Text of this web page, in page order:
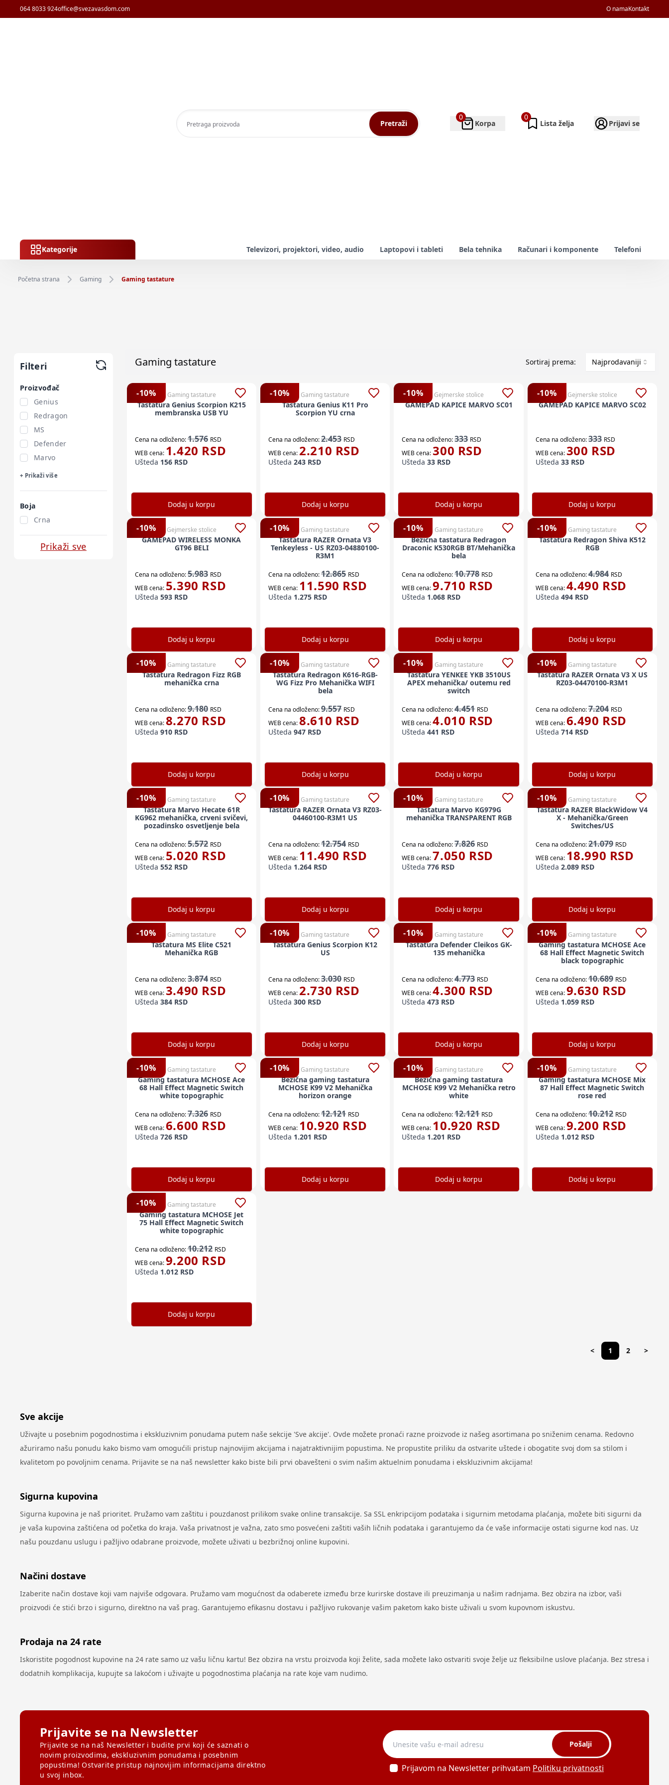
064 8033 924office@svezavasdom.com O namaKontakt
Pretraži
0
Korpa
0
Lista želja Prijavi se
Kategorije Televizori, projektori, video, audio Laptopovi i tableti Bela tehnika Računari i komponente Telefoni
Početna strana Gaming Gaming tastature
Filteri
Proizvođač
Genius
Redragon
MS
Defender
Marvo
+ Prikaži više
Boja
Crna
Prikaži sve
Gaming tastature Sortiraj prema: Najprodavaniji
-10% Gaming tastature
Tastatura Genius Scorpion K215
membranska USB YU
Cena na odloženo:1.576 RSD
WEB cena: 1.420 RSD
Ušteda 156RSD
Dodaj u korpu
-10% Gaming tastature
Tastatura Genius K11 Pro
Scorpion YU crna
Cena na odloženo:2.453 RSD
WEB cena: 2.210 RSD
Ušteda 243 RSD
Dodaj u korpu
-10% Gejmerske stolice
GAMEPAD KAPICE MARVO SC01
Cena na odloženo:333 RSD
WEB cena:300 RSD
Ušteda 33 RSD
Dodaj u korpu
-10% Gejmerske stolice
GAMEPAD KAPICE MARVO SC02
Cena na odloženo:333 RSD
WEB cena:300 RSD
Ušteda 33RSD
Dodaj u korpu
-10% Gejmerske stolice
GAMEPAD WIRELESS MONKA
GT96 BELI
Cena na odloženo:5.983 RSD
WEB cena: 5.390 RSD
Ušteda 593RSD
Dodaj u korpu
-10% Gaming tastature
Tastatura RAZER Ornata V3
Tenkeyless - US RZ03-04880100-
R3M1
Cena na odloženo:12.865 RSD
WEB cena: 11.590 RSD
Ušteda 1.275 RSD
Dodaj u korpu
-10% Gaming tastature
Bežična tastatura Redragon
Draconic K530RGB BT/Mehanička
bela
Cena na odloženo:10.778 RSD
WEB cena:9.710 RSD
Ušteda 1.068 RSD
Dodaj u korpu
-10% Gaming tastature
Tastatura Redragon Shiva K512
RGB
Cena na odloženo:4.984 RSD
WEB cena:4.490 RSD
Ušteda 494RSD
Dodaj u korpu
-10% Gaming tastature
Tastatura Redragon Fizz RGB
mehanička crna
Cena na odloženo:9.180 RSD
WEB cena:8.270 RSD
Ušteda 910RSD
Dodaj u korpu
-10% Gaming tastature
Tastatura Redragon K616-RGB-
WG Fizz Pro Mehanička WIFI
bela
Cena na odloženo:9.557 RSD
WEB cena:8.610 RSD
Ušteda 947 RSD
Dodaj u korpu
-10% Gaming tastature
Tastatura YENKEE YKB 3510US
APEX mehanička/ outemu red
switch
Cena na odloženo:4.451 RSD
WEB cena:4.010 RSD
Ušteda 441 RSD
Dodaj u korpu
-10% Gaming tastature
Tastatura RAZER Ornata V3 X US
RZ03-04470100-R3M1
Cena na odloženo:7.204 RSD
WEB cena:6.490 RSD
Ušteda 714RSD
Dodaj u korpu
-10% Gaming tastature
Tastatura Marvo Hecate 61R
KG962 mehanička, crveni svičevi,
pozadinsko osvetljenje bela
Cena na odloženo:5.572 RSD
WEB cena: 5.020 RSD
Ušteda 552RSD
Dodaj u korpu
-10% Gaming tastature
Tastatura RAZER Ornata V3 RZ03-
04460100-R3M1 US
Cena na odloženo:12.754 RSD
WEB cena: 11.490 RSD
Ušteda 1.264 RSD
Dodaj u korpu
-10% Gaming tastature
Tastatura Marvo KG979G
mehanička TRANSPARENT RGB
Cena na odloženo:7.826 RSD
WEB cena:7.050 RSD
Ušteda 776 RSD
Dodaj u korpu
-10% Gaming tastature
Tastatura RAZER BlackWidow V4
X - Mehanička/Green
Switches/US
Cena na odloženo:21.079 RSD
WEB cena: 18.990 RSD
Ušteda 2.089RSD
Dodaj u korpu
-10% Gaming tastature
Tastatura MS Elite C521
Mehanička RGB
Cena na odloženo:3.874 RSD
WEB cena:3.490 RSD
Ušteda 384RSD
Dodaj u korpu
-10% Gaming tastature
Tastatura Genius Scorpion K12
US
Cena na odloženo:3.030 RSD
WEB cena: 2.730 RSD
Ušteda 300 RSD
Dodaj u korpu
-10% Gaming tastature
Tastatura Defender Cleikos GK-
135 mehanička
Cena na odloženo:4.773 RSD
WEB cena:4.300 RSD
Ušteda 473 RSD
Dodaj u korpu
-10% Gaming tastature
Gaming tastatura MCHOSE Ace
68 Hall Effect Magnetic Switch
black topographic
Cena na odloženo:10.689 RSD
WEB cena:9.630 RSD
Ušteda 1.059RSD
Dodaj u korpu
-10% Gaming tastature
Gaming tastatura MCHOSE Ace
68 Hall Effect Magnetic Switch
white topographic
Cena na odloženo:7.326 RSD
WEB cena:6.600 RSD
Ušteda 726RSD
Dodaj u korpu
-10% Gaming tastature
Bežična gaming tastatura
MCHOSE K99 V2 Mehanička
horizon orange
Cena na odloženo:12.121 RSD
WEB cena: 10.920 RSD
Ušteda 1.201 RSD
Dodaj u korpu
-10% Gaming tastature
Bežična gaming tastatura
MCHOSE K99 V2 Mehanička retro
white
Cena na odloženo:12.121 RSD
WEB cena: 10.920 RSD
Ušteda 1.201 RSD
Dodaj u korpu
-10% Gaming tastature
Gaming tastatura MCHOSE Mix
87 Hall Effect Magnetic Switch
rose red
Cena na odloženo:10.212 RSD
WEB cena:9.200 RSD
Ušteda 1.012RSD
Dodaj u korpu
-10% Gaming tastature
Gaming tastatura MCHOSE Jet
75 Hall Effect Magnetic Switch
white topographic
Cena na odloženo:10.212 RSD
WEB cena:9.200 RSD
Ušteda 1.012RSD
Dodaj u korpu
< 1 2 >
Sve akcije
Uživajte u posebnim pogodnostima i ekskluzivnim ponudama putem naše sekcije 'Sve akcije'. Ovde možete pronaći razne proizvode iz našeg asortimana po sniženim cenama. Redovno
ažuriramo našu ponudu kako bismo vam omogućili pristup najnovijim akcijama i najatraktivnijim popustima. Ne propustite priliku da ostvarite uštede i obogatite svoj dom sa stilom i
kvalitetom po povoljnim cenama. Prijavite se na naš newsletter kako biste bili prvi obavešteni o svim našim aktuelnim ponudama i ekskluzivnim akcijama!
Sigurna kupovina
Sigurna kupovina je naš prioritet. Pružamo vam zaštitu i pouzdanost prilikom svake online transakcije. Sa SSL enkripcijom podataka i sigurnim metodama plaćanja, možete biti sigurni da
je vaša kupovina zaštićena od početka do kraja. Vaša privatnost je važna, zato smo posvećeni zaštiti vaših ličnih podataka i garantujemo da će vaše informacije ostati sigurne kod nas. Uz
našu pouzdanu uslugu i pažljivo odabrane proizvode, možete uživati u bezbrižnoj online kupovini.
Načini dostave
Izaberite način dostave koji vam najviše odgovara. Pružamo vam mogućnost da odaberete između brze kurirske dostave ili preuzimanja u našim radnjama. Bez obzira na izbor, vaši
proizvodi će stići brzo i sigurno, direktno na vaš prag. Garantujemo efikasnu dostavu i pažljivo rukovanje vašim paketom kako biste uživali u svom kupovnom iskustvu.
Prodaja na 24 rate
Iskoristite pogodnost kupovine na 24 rate samo uz vašu ličnu kartu! Bez obzira na vrstu proizvoda koji želite, sada možete lako ostvariti svoje želje uz fleksibilne uslove plaćanja. Bez stresa i
dodatnih komplikacija, kupujte sa lakoćom i uživajte u pogodnostima plaćanja na rate koje vam nudimo.
Prijavite se na Newsletter
Prijavite se na naš Newsletter i budite prvi koji će saznati o
novim proizvodima, ekskluzivnim ponudama i posebnim
popustima! Ostvarite pristup najnovijim informacijama direktno
u svoj inbox.
Pošalji
Prijavom na Newsletter prihvatam Politiku privatnosti